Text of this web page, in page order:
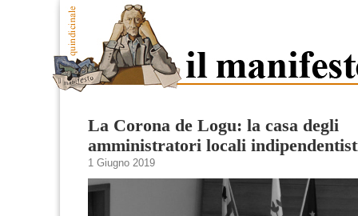
La Corona de Logu: la casa degli
amministratori locali
1 Giugno 2019